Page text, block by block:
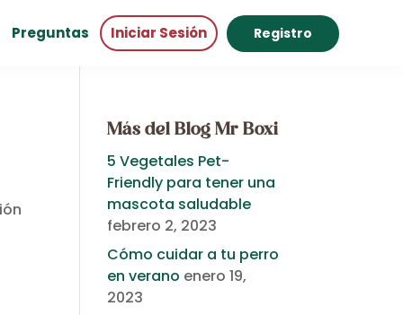
Preguntas Iniciar Sesión Registro
Más del Blog Mr Boxi
5 Vegetales Pet-
Friendly para tener una
mascota saludable
febrero 2, 2023
Cómo cuidar a tu perro
en verano enero 19,
2023